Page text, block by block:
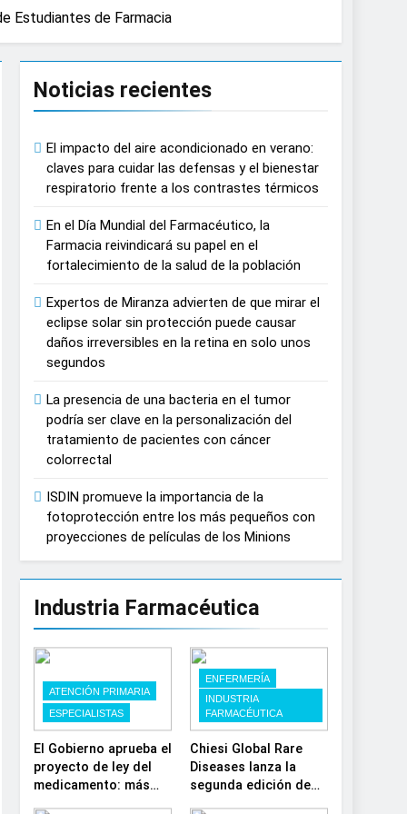
causar daños irreversibles en la retina
tratamiento de pacientes con cáncer
proyecciones de películas de los
lactante
playas y otros espacios al aire
estratégica y modernización
muscular del deportista
Estudiantes de Farmacia
Noticias recientes
El impacto del aire acondicionado en verano:
claves para cuidar las defensas y el bienestar
respiratorio frente a los contrastes térmicos
En el Día Mundial del Farmacéutico, la
Farmacia reivindicará su papel en el
fortalecimiento de la salud de la población
Expertos de Miranza advierten de que mirar el
eclipse solar sin protección puede causar
daños irreversibles en la retina en solo unos
segundos
La presencia de una bacteria en el tumor
podría ser clave en la personalización del
tratamiento de pacientes con cáncer
colorrectal
ISDIN promueve la importancia de la
fotoprotección entre los más pequeños con
proyecciones de películas de los Minions
Industria Farmacéutica
ATENCIÓN PRIMARIA
ESPECIALISTAS
El Gobierno aprueba el
proyecto de ley del
medicamento: más
ENFERMERÍA
INDUSTRIA
FARMACÉUTICA
Chiesi Global Rare
Diseases lanza la
segunda edición de